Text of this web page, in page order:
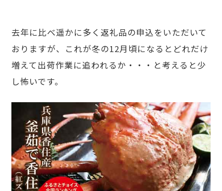
去年に比べ遥かに多く返礼品の申込をいただいて
おりますが、これが冬の12月頃になるとどれだけ
増えて出荷作業に追われるか・・・と考えると少
し怖いです。